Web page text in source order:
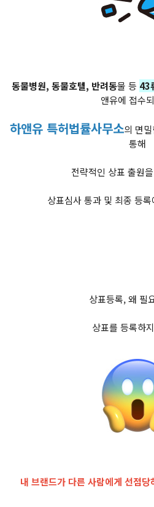
동물병원, 동물호텔, 반려동물 등 43
앤유에 접수
하앤유 특허법률사무소의 면
통해
전략적인 상표 출원
상표심사 통과 및 최종 등
상표등록, 왜 필
상표를 등록하
내 브랜드가 다른 사람에게 선점